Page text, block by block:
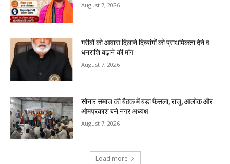
August 7, 2026
गरीबों को आवास दिलाने दिव्यांगों को प्राथमिकता देने व
धनराशि बढ़ाने की मांग
August 7, 2026
सोनार समाज की बैठक में बड़ा फैसला, राजू, आलोक और
ओमप्रकाश बने नगर अध्यक्ष
August 7, 2026
Load more